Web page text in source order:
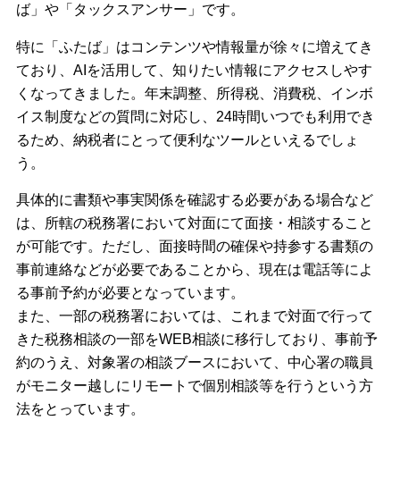
ば」や「タックスアンサー」です。
特に「ふたば」はコンテンツや情報量が徐々に増えてき
ており、AIを活用して、知りたい情報にアクセスしやす
くなってきました。年末調整、所得税、消費税、インボ
イス制度などの質問に対応し、24時間いつでも利用でき
るため、納税者にとって便利なツールといえるでしょ
う。
具体的に書類や事実関係を確認する必要がある場合など
は、所轄の税務署において対面にて面接・相談すること
が可能です。ただし、面接時間の確保や持参する書類の
事前連絡などが必要であることから、現在は電話等によ
る事前予約が必要となっています。
また、一部の税務署においては、これまで対面で行って
きた税務相談の一部をWEB相談に移行しており、事前予
約のうえ、対象署の相談ブースにおいて、中心署の職員
がモニター越しにリモートで個別相談等を行うという方
法をとっています。